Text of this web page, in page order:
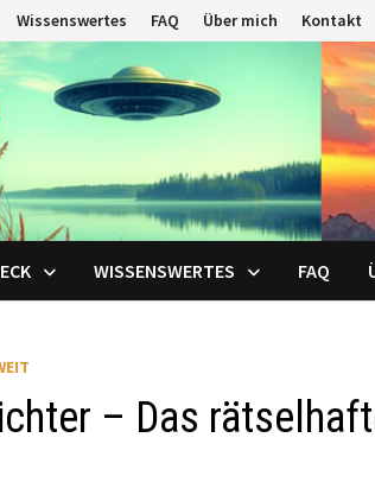
Wissenswertes FAQ Über mich Kontakt
WISSENSWERTES FAQ
– Das